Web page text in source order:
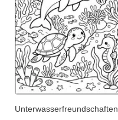
Unterwasserfreundschaften